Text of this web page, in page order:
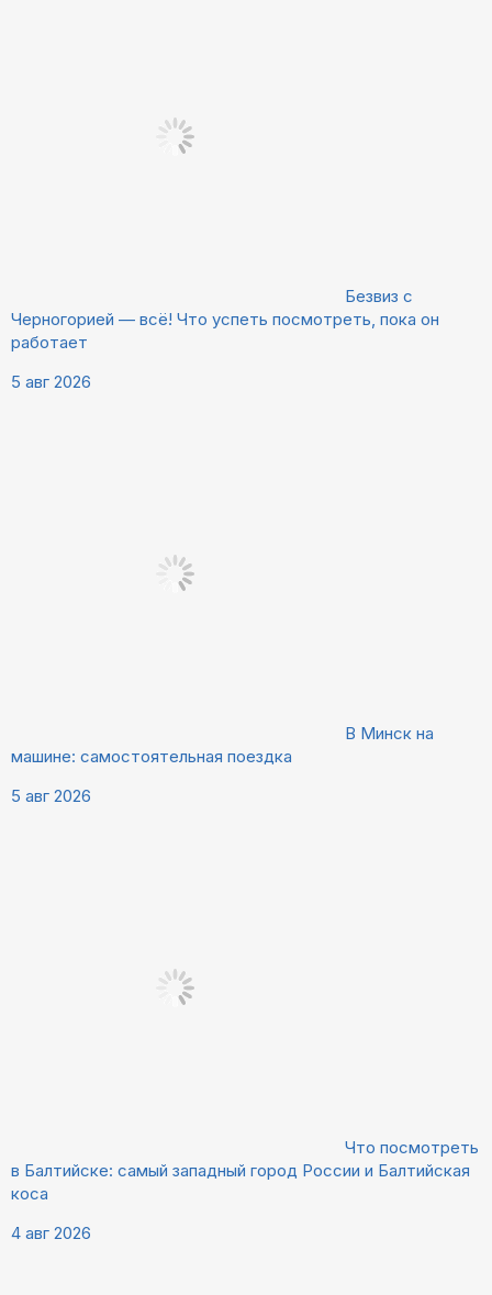
Безвиз с
Черногорией — всё! Что успеть посмотреть, пока он
работает
5 авг 2026
В Минск на
машине: самостоятельная поездка
5 авг 2026
Что посмотреть
в Балтийске: самый западный город России и Балтийская
коса
4 авг 2026